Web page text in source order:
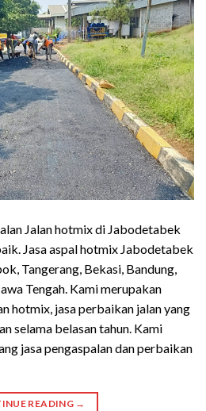
Jalan hotmix di Jabodetabek
Jasa aspal hotmix Jabodetabek
Tangerang, Bekasi, Bandung,
Tengah. Kami merupakan
hotmix, jasa perbaikan jalan yang
selama belasan tahun. Kami
jasa pengaspalan dan perbaikan
READING →